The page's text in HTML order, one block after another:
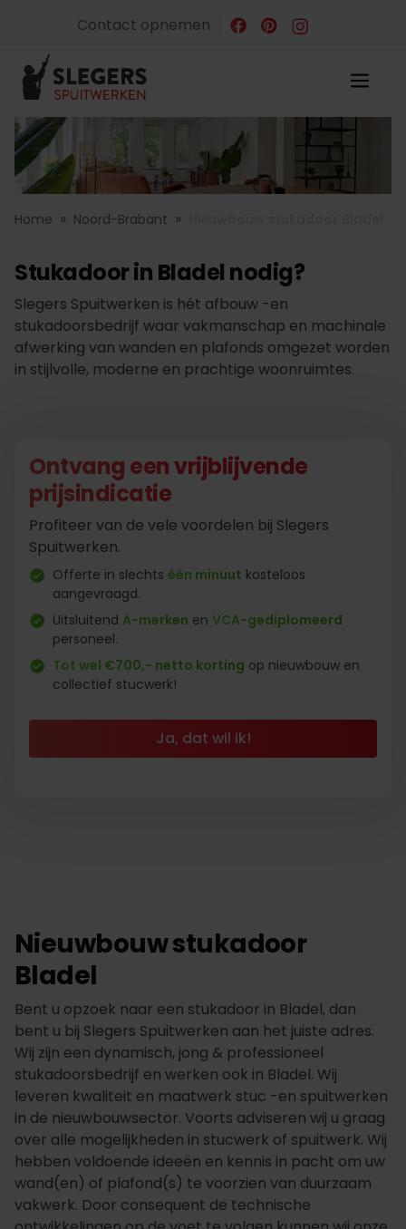
Contact opnemen
Home » Noord-Brabant »
Stukadoor in Bladel nodig?
Slegers Spuitwerken is hét afbouw -en
stukadoorsbedrijf waar vakmanschap en machinale
afwerking van wanden en plafonds omgezet worden
in stijlvolle, moderne en prachtige woonruimtes.
Ontvang een vrijblijvende
prijsindicatie
Profiteer van de vele voordelen bij Slegers
Spuitwerken.
Offerte in slechts één minuut kosteloos
aangevraagd.
Uitsluitend A-merken en VCA-gediplomeerd
personeel.
Tot wel €700,- netto korting op nieuwbouw en
collectief stucwerk!
Ja, dat wil ik!
Nieuwbouw stukadoor
Bladel
Bent u opzoek naar een stukadoor in Bladel, dan
bent u bij Slegers Spuitwerken aan het juiste adres.
Wij zijn een dynamisch, jong & professioneel
stukadoorsbedrijf en werken ook in Bladel. Wij
leveren kwaliteit en maatwerk stuc -en spuitwerken
in de nieuwbouwsector. Voorts adviseren wij u graag
over alle mogelijkheden in stucwerk of spuitwerk. Wij
hebben voldoende ideeën en kennis in pacht om uw
wand(en) of plafond(s) te voorzien van duurzaam
vakwerk. Door consequent de technische